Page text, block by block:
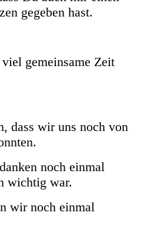
gegeben hast.
gemeinsame Zeit
dass wir uns noch von
noch einmal
wichtig war.
wir noch einmal